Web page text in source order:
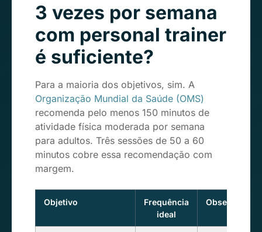
3 vezes por semana
com personal trainer
é suficiente?
Para a maioria dos objetivos, sim. A
Organização Mundial da Saúde (OMS)
recomenda pelo menos 150 minutos de
atividade física moderada por semana
para adultos. Três sessões de 50 a 60
minutos cobre essa recomendação com
margem.
Objetivo
Frequência
ideal
Observação